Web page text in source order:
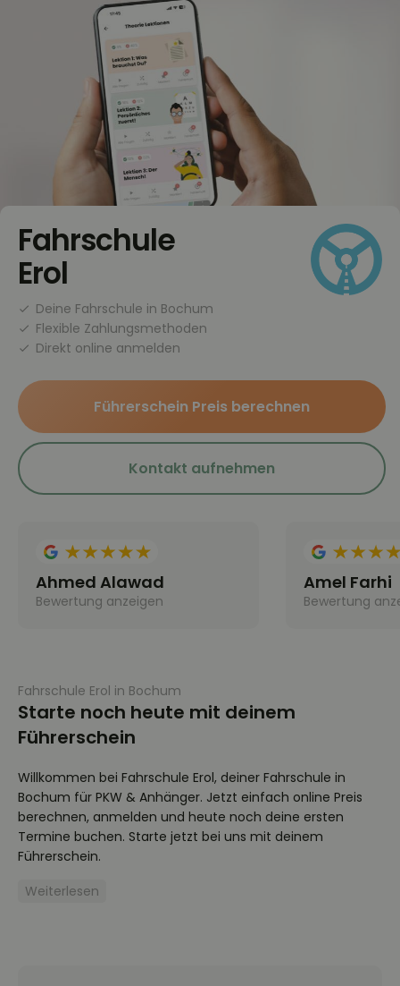
Fahrschule
Erol
Deine Fahrschule in Bochum
Flexible Zahlungsmethoden
Direkt online anmelden
Führerschein Preis berechnen
Kontakt aufnehmen
Ahmed Alawad
Bewertung anzeigen
Amel Farhi
Bewertung
Fahrschule Erol in Bochum
Starte noch heute mit deinem
Führerschein
Willkommen bei Fahrschule Erol, deiner Fahrschule in
Bochum für PKW & Anhänger. Jetzt einfach online Preis
berechnen, anmelden und heute noch deine ersten
Termine buchen. Starte jetzt bei uns mit deinem
Führerschein.
Weiterlesen